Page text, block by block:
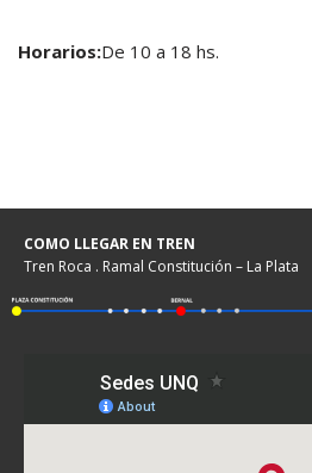
Horarios:De 10 a 18 hs.
COMO LLEGAR EN TREN
Tren Roca . Ramal Constitución – La Plata